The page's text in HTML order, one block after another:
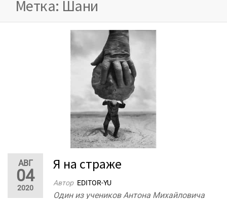
Метка: Шани
АВГ
04
2020
Я на страже
Автор EDITOR-YU
Один из учеников Антона Михайловича